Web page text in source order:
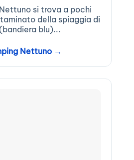
si trova a pochi
della spiaggia di
blu)...
Nettuno →